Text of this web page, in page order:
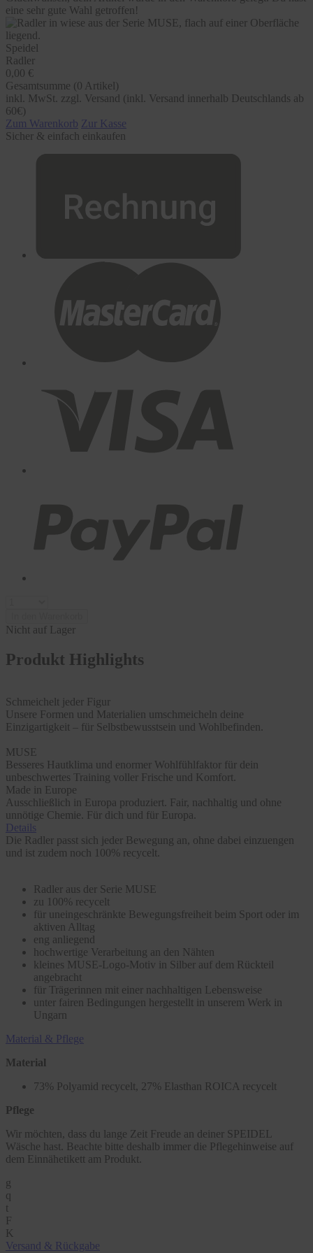
eine sehr gute Wahl getroffen!
Speidel
Radler
0,00 €
Gesamtsumme (0 Artikel)
inkl. MwSt. zzgl. Versand (inkl. Versand innerhalb Deutschlands ab
60€)
Zum Warenkorb Zur Kasse
Sicher & einfach einkaufen
Nicht auf Lager
Produkt Highlights
Schmeichelt jeder Figur
Unsere Formen und Materialien umschmeicheln deine
Einzigartigkeit – für Selbstbewusstsein und Wohlbefinden.
MUSE
Besseres Hautklima und enormer Wohlfühlfaktor für dein
unbeschwertes Training voller Frische und Komfort.
Made in Europe
Ausschließlich in Europa produziert. Fair, nachhaltig und ohne
unnötige Chemie. Für dich und für Europa.
Details
Die Radler passt sich jeder Bewegung an, ohne dabei einzuengen
und ist zudem noch 100% recycelt.
Radler aus der Serie MUSE
zu 100% recycelt
für uneingeschränkte Bewegungsfreiheit beim Sport oder im
aktiven Alltag
eng anliegend
hochwertige Verarbeitung an den Nähten
kleines MUSE-Logo-Motiv in Silber auf dem Rückteil
angebracht
für Trägerinnen mit einer nachhaltigen Lebensweise
unter fairen Bedingungen hergestellt in unserem Werk in
Ungarn
Material & Pflege
Material
73% Polyamid recycelt, 27% Elasthan ROICA recycelt
Pflege
Wir möchten, dass du lange Zeit Freude an deiner SPEIDEL
Wäsche hast. Beachte bitte deshalb immer die Pflegehinweise auf
dem Einnähetikett am Produkt.
g
q
t
F
K
Versand & Rückgabe